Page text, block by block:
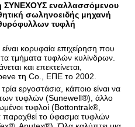
ΣΥΝΕΧΟΥΣ εναλλασσόμενου
σωληνοειδής μηχανή
τυφλή
κορυφαία επιχείρηση που
τα τμήματα τυφλών κυλίνδρων.
και επεκτείνεται,
τη Co., ΕΠΕ το 2002.
εργοστάσια, κάποιο είναι να
τυφλών (Sunewell®), άλλο
τυφλοί (Bottontrak®,
παραχθεί το ύφασμα τυφλών